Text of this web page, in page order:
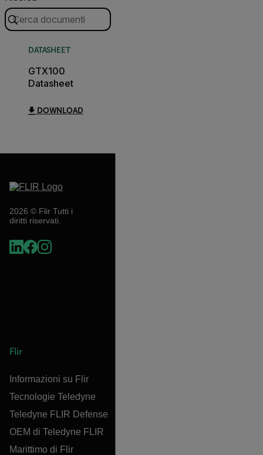
DATASHEET
GTX100
Datasheet
DOWNLOAD
2026 © Flir Tutti i
diritti riservati.
Flir
Informazioni su Flir
Tecnologie Teledyne
Teledyne FLIR Defense
OEM di Teledyne FLIR
Marittimo di Flir